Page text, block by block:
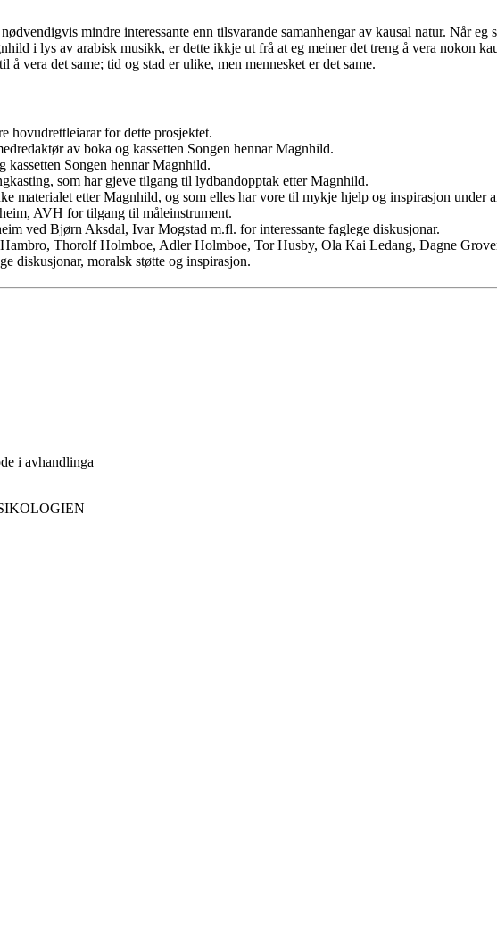
mindre interessante enn tilsvarande samanhengar av kausal natur. Når
i lys av arabisk musikk, er dette ikkje ut frå at eg meiner det treng å vera nokon
å vera det same; tid og stad er ulike, men mennesket er det same.
hovudrettleiarar for dette prosjektet.
av boka og kassetten Songen hennar Magnhild.
Songen hennar Magnhild.
som har gjeve tilgang til lydbandopptak etter Magnhild.
materialet etter Magnhild, og som elles har vore til mykje hjelp og inspirasjon under
AVH for tilgang til måleinstrument.
ved Bjørn Aksdal, Ivar Mogstad m.fl. for interessante faglege diskusjonar.
Thorolf Holmboe, Adler Holmboe, Tor Husby, Ola Kai Ledang, Dagne
diskusjonar, moralsk støtte og inspirasjon.
i avhandlinga